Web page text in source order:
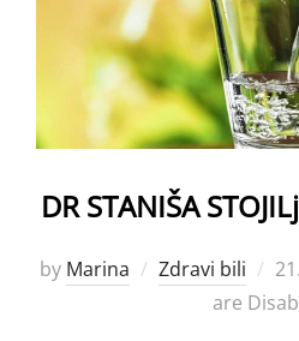
DR STANIŠA
by Marina Zdravi bili
on
are